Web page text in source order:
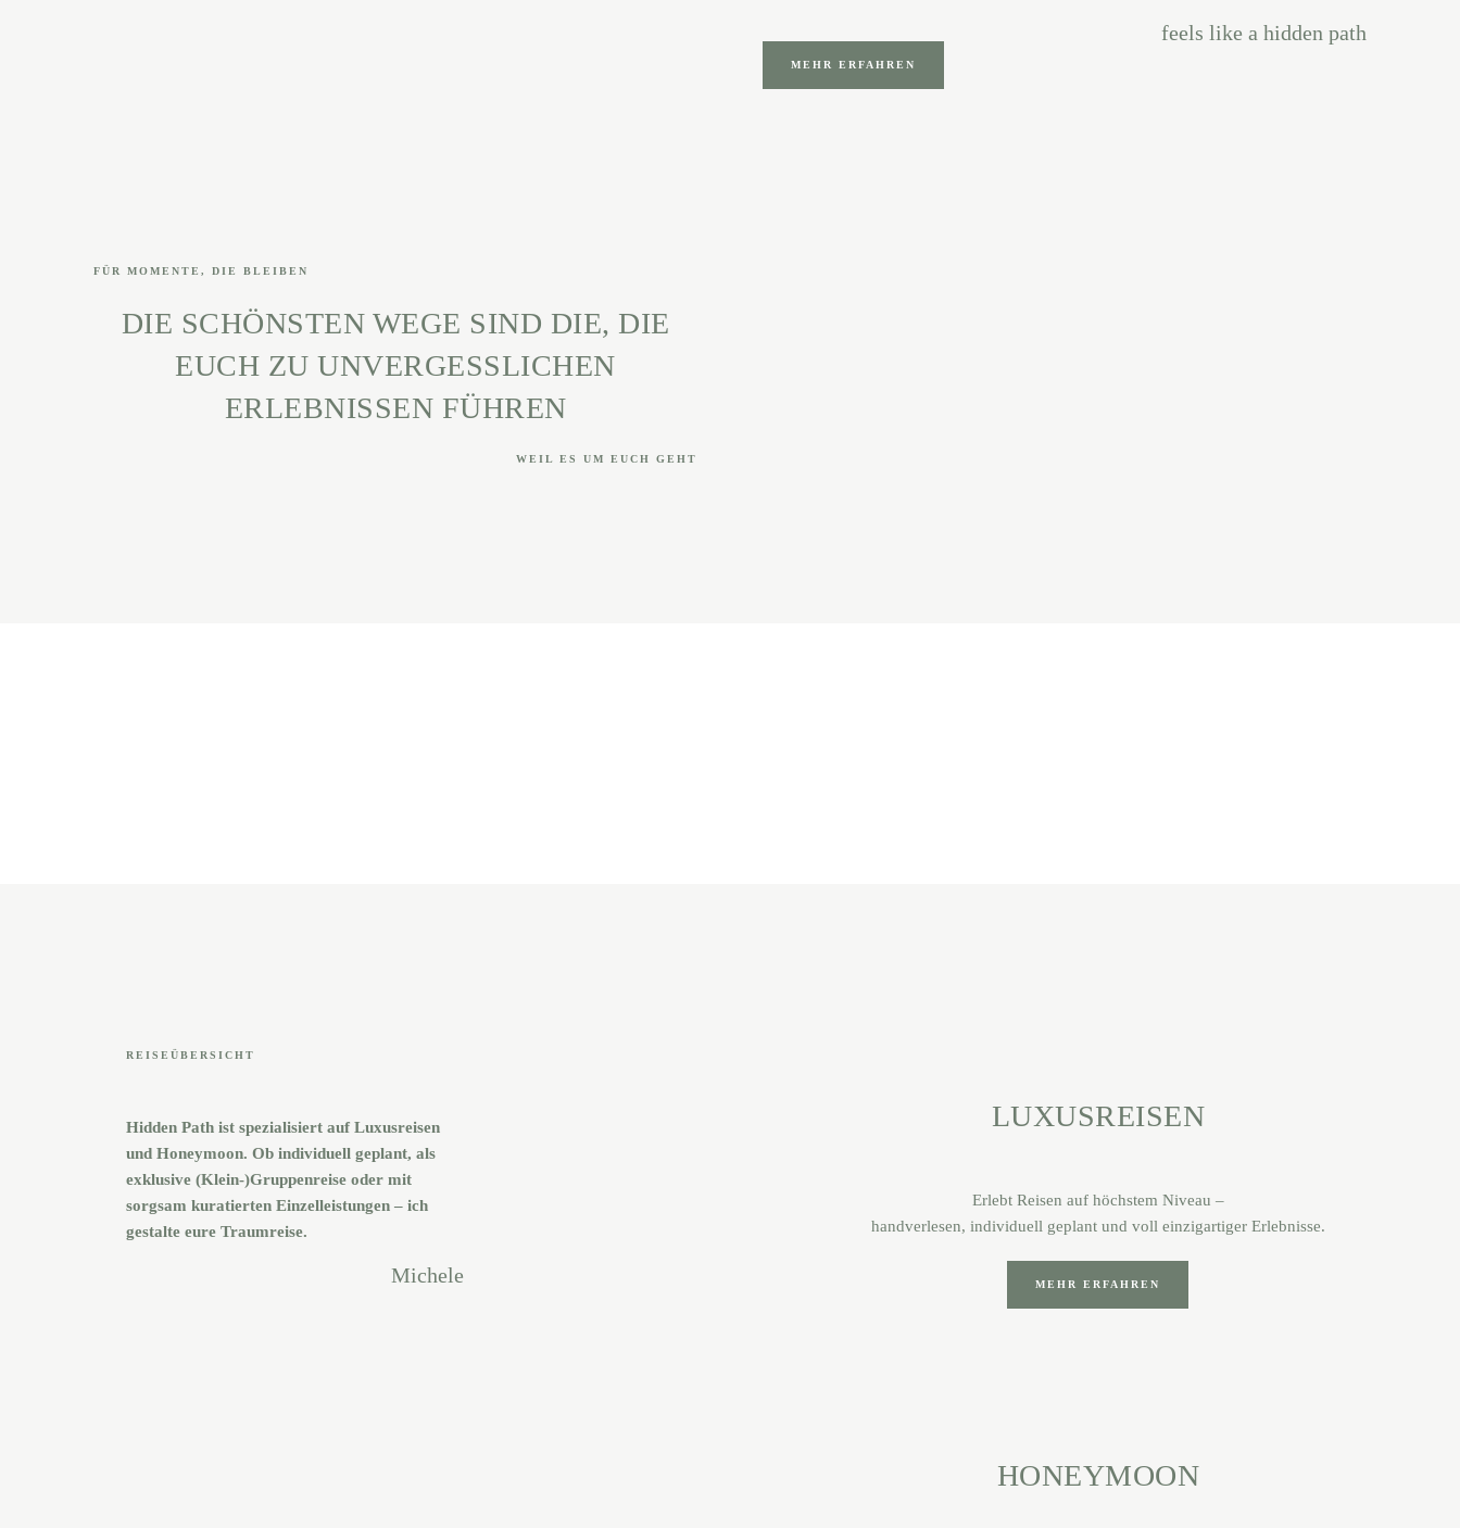
MEHR ERFAHREN
FÜR MOMENTE, DIE BLEIBEN
DIE SCHÖNSTEN WEGE SIND DIE, DIE
EUCH ZU UNVERGESSLICHEN
ERLEBNISSEN FÜHREN
WEIL ES UM EUCH GEHT
feels like a hidden path
REISEÜBERSICHT
Hidden Path ist spezialisiert auf Luxusreisen
und Honeymoon. Ob individuell geplant, als
exklusive (Klein-)Gruppenreise oder mit
sorgsam kuratierten Einzelleistungen – ich
gestalte eure Traumreise.
Michele
LUXUSREISEN
Erlebt Reisen auf höchstem Niveau –
handverlesen, individuell geplant und voll einzigartiger Erlebnisse.
MEHR ERFAHREN
HONEYMOON